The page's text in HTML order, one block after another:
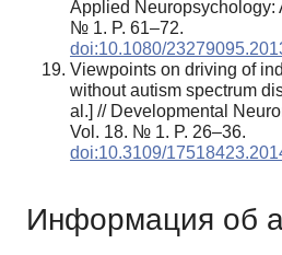
Applied Neuropsychology:
№ 1. P. 61–72.
doi:10.1080/
Viewpoints on driving of
without autism spectrum
al.] // Developmental
Vol. 18. № 1. P. 26–36.
doi:10.3109/
Информация об